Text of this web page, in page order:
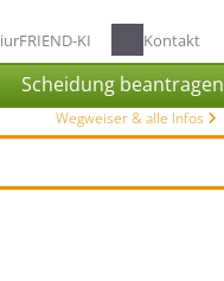
iurFRIEND-KI Kontakt
Scheidung beantragen
Wegweiser & alle Infos